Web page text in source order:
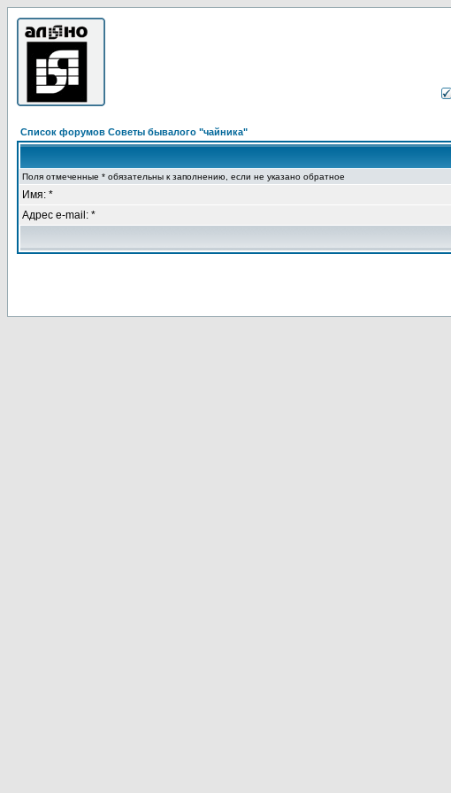
Список форумов Советы бывалого "чайника"
Поля отмеченные * обязательны к заполнению, если не указано обратное
Имя: *
Адрес e-mail: *